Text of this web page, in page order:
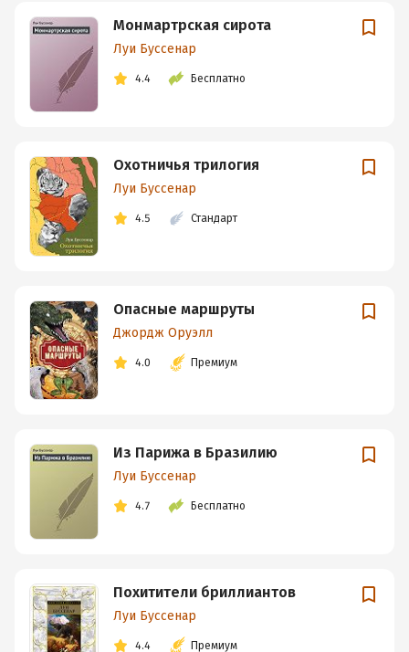
Монмартрская сирота
Луи Буссенар
4.4 Бесплатно
Охотничья трилогия
Луи Буссенар
4.5 Стандарт
Опасные маршруты
Джордж Оруэлл
4.0 Премиум
Из Парижа в Бразилию
Луи Буссенар
4.7 Бесплатно
Похитители бриллиантов
Луи Буссенар
4.4 Премиум